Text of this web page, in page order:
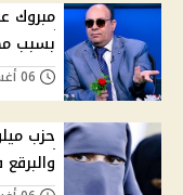
مبروك
بسبب
حزب